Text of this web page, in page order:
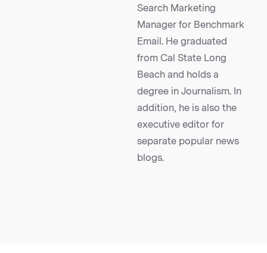
Search Marketing
Manager for Benchmark
Email. He graduated
from Cal State Long
Beach and holds a
degree in Journalism. In
addition, he is also the
executive editor for
separate popular news
blogs.